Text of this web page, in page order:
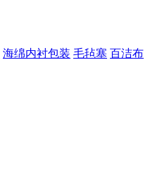
海绵内衬包装 毛毡塞 百洁布